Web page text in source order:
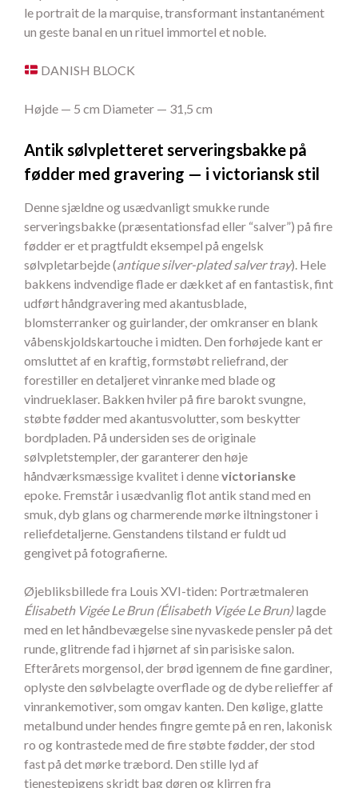
le portrait de la marquise, transformant instantanément
un geste banal en un rituel immortel et noble.
DANISH BLOCK
Højde — 5 cm Diameter — 31,5 cm
Antik sølvpletteret serveringsbakke på
fødder med gravering — i victoriansk stil
Denne sjældne og usædvanligt smukke runde
serveringsbakke (præsentationsfad eller “salver”) på fire
fødder er et pragtfuldt eksempel på engelsk
sølvpletarbejde (antique silver-plated salver tray). Hele
bakkens indvendige flade er dækket af en fantastisk, fint
udført håndgravering med akantusblade,
blomsterranker og guirlander, der omkranser en blank
våbenskjoldskartouche i midten. Den forhøjede kant er
omsluttet af en kraftig, formstøbt reliefrand, der
forestiller en detaljeret vinranke med blade og
vindrueklaser. Bakken hviler på fire barokt svungne,
støbte fødder med akantusvolutter, som beskytter
bordpladen. På undersiden ses de originale
sølvpletstempler, der garanterer den høje
håndværksmæssige kvalitet i dennevictorianske
epoke. Fremstår i usædvanlig flot antik stand med en
smuk, dyb glans og charmerende mørke iltningstoner i
reliefdetaljerne. Genstandens tilstand er fuldt ud
gengivet på fotografierne.
Øjebliksbillede fra Louis XVI-tiden: Portrætmaleren
Élisabeth Vigée Le Brun (Élisabeth Vigée Le Brun)lagde
med en let håndbevægelse sine nyvaskede pensler på det
runde, glitrende fad i hjørnet af sin parisiske salon.
Efterårets morgensol, der brød igennem de fine gardiner,
oplyste den sølvbelagte overflade og de dybe relieffer af
vinrankemotiver, som omgav kanten. Den kølige, glatte
metalbund under hendes fingre gemte på en ren, lakonisk
ro og kontrastede med de fire støbte fødder, der stod
fast på det mørke træbord. Den stille lyd af
tjenestepigens skridt bag døren og klirren fra